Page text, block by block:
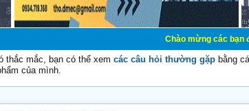
Chào mừng các bạn đến với
thắc mắc, bạn có thể xem các câu hỏi thường gặp bằng
của mình.